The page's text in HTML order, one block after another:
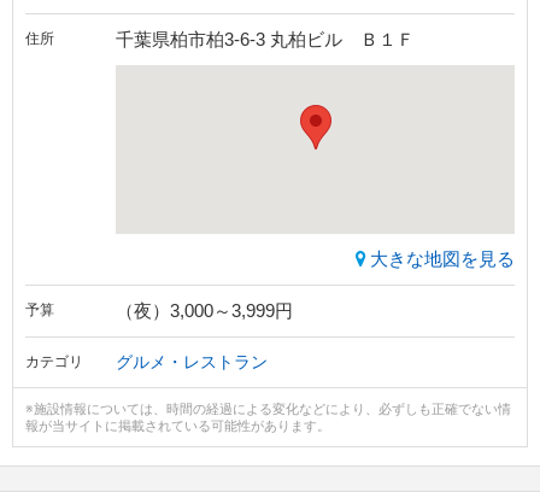
住所 千葉県柏市柏3-6-3 丸柏ビル Ｂ１Ｆ
大きな地図を見る
予算 （夜）3,000～3,999円
カテゴリ グルメ・レストラン
※施設情報については、時間の経過による変化などにより、必ずしも正確でない情
報が当サイトに掲載されている可能性があります。